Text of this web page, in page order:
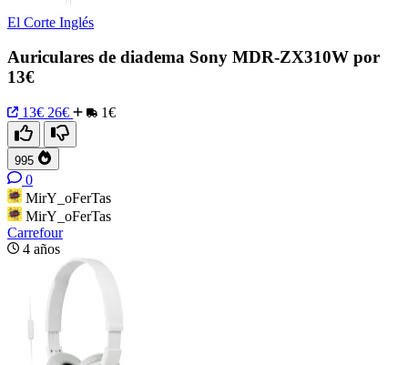
El Corte Inglés
Auriculares de diadema Sony MDR-ZX310W por
13€
13€ 26€ 1€
995
0
MirY_oFerTas
MirY_oFerTas
Carrefour
4 años